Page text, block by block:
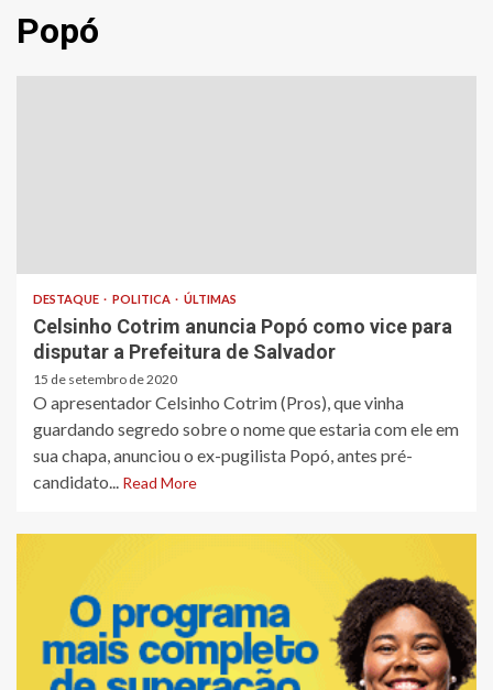
Popó
DESTAQUE POLITICA ÚLTIMAS
Celsinho Cotrim anuncia Popó como vice para
disputar a Prefeitura de Salvador
15 de setembro de 2020
O apresentador Celsinho Cotrim (Pros), que vinha
guardando segredo sobre o nome que estaria com ele em
sua chapa, anunciou o ex-pugilista Popó, antes pré-
candidato... Read More